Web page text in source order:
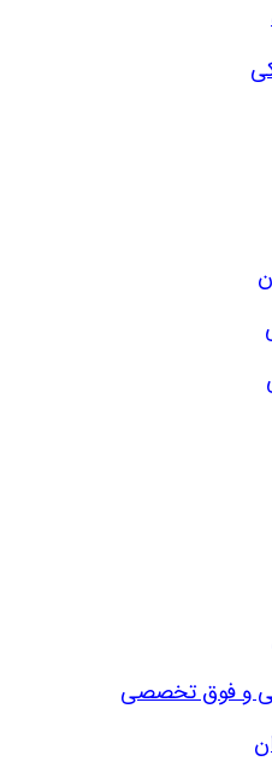
و فوق تخصصی